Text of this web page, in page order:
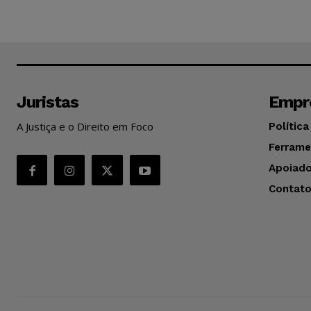
Juristas
A Justiça e o Direito em Foco
Política
Contato